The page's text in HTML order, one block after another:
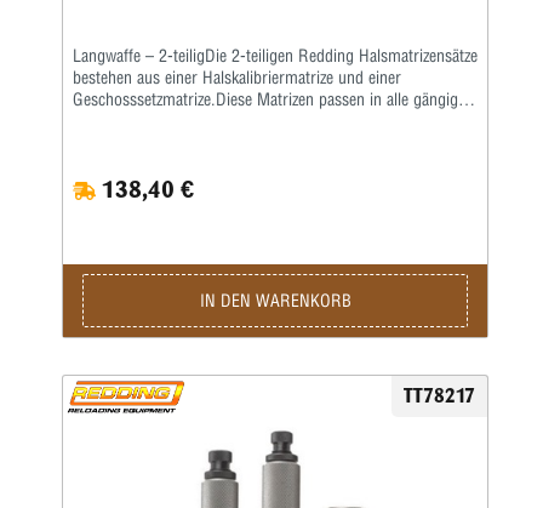
Langwaffe – 2-teiligDie 2-teiligen Redding Halsmatrizensätze
bestehen aus einer Halskalibriermatrize und einer
Geschosssetzmatrize.Diese Matrizen passen in alle gängigen
nachträglichen Crimpen der fertigen Patrone verwendet
werden.Bitte diese Arbeit immer als separaten Schritt
den Hülsenhals innen leicht mit einem guten,
wasserlöslichen Kalibrierfett (kein Graphit!) zu fetten, um
das Hülsenmaterial zu schonen.Die Matrizen werden
komplett mit Ausstoßer und Gewinderingen in einer stabilen
Sie bitte immer separat.
138,40 €
IN DEN WARENKORB
TT78217